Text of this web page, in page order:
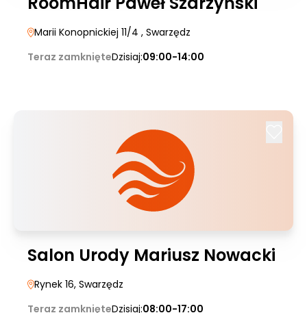
Marii Konopnickiej 11/4 , Swarzędz
Teraz zamknięteDzisiaj:09:00-14:00
Salon Urody Mariusz Nowacki
Rynek 16, Swarzędz
Teraz zamknięteDzisiaj:08:00-17:00